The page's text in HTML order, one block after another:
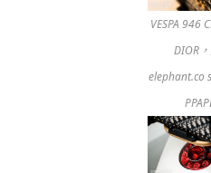
VESPA 946
DIOR
elephant.co